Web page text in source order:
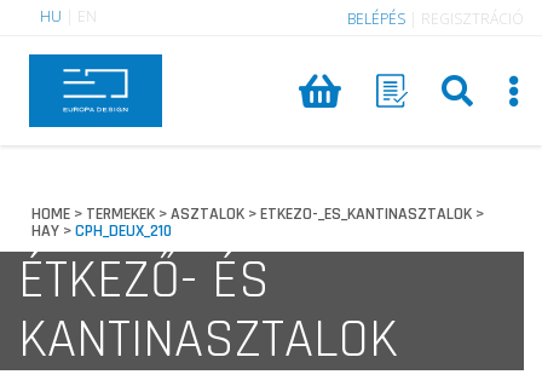
HU EN BELÉPÉS REGISZTRÁCIÓ
HOME > TERMEKEK >ASZTALOK >ETKEZO-_ES_KANTINASZTALOK >
HAY >CPH_DEUX_210
ÉTKEZŐ- ÉS
KANTINASZTALOK